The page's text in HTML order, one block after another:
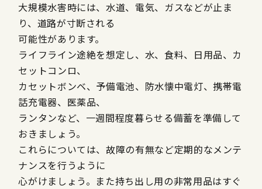
大規模水害時には、水道、電気、ガスなどが止ま
り、道路が寸断される
可能性があります。
ライフライン途絶を想定し、水、食料、日用品、カ
セットコンロ、
カセットボンベ、予備電池、防水懐中電灯、携帯電
話充電器、医薬品、
ランタンなど、一週間程度暮らせる備蓄を準備して
おきましょう。
これらについては、故障の有無など定期的なメンテ
ナンスを行うように
心がけましょう。また持ち出し用の非常用品はすぐ